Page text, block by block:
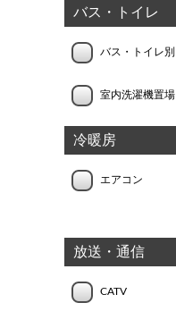
バス・トイレ
バス・トイレ別
室内洗濯機置場
冷暖房
エアコン
放送・通信
CATV